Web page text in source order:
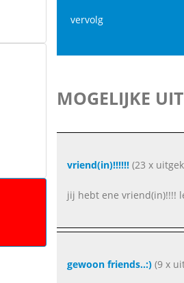
vervolg
MOGELIJKE
vriend(in)!!!!!!(23 x
jij hebt ene vriend(in)!!!!
gewoon friends..:)(9 x